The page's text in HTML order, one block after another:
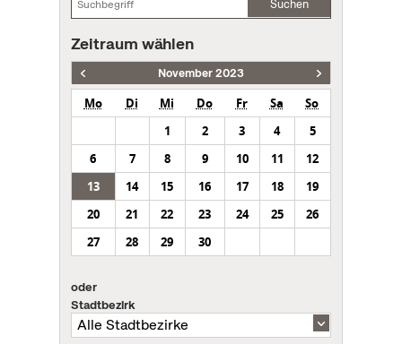
Suchen
Zeitraum wählen
November 2023
Mo Di Mi Do Fr Sa
So
1
2 3 4
5
6
7 8 9 10 11
12
13
14 15 16 17 18
19
20
21 22 23 24 25
26
27
28 29 30
oder
Stadtbezirk